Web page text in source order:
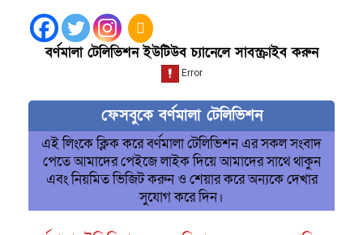
বর্ণমালা টেলিভিশন ইউটিউব চ্যানেলে সাবস্ক্রাইব করুন
ফেসবুকে বর্ণমালা টেলিভিশন
এই লিংকে ক্লিক করে বর্ণমালা টেলিভিশন এর সকল সংবাদ
পেতে আমাদের পেইজে লাইক দিয়ে আমাদের সাথে থাকুন
এবং নিয়মিত ভিজিট করুন ও শেয়ার করে অন্যকে দেখার
সুযোগ করে দিন।